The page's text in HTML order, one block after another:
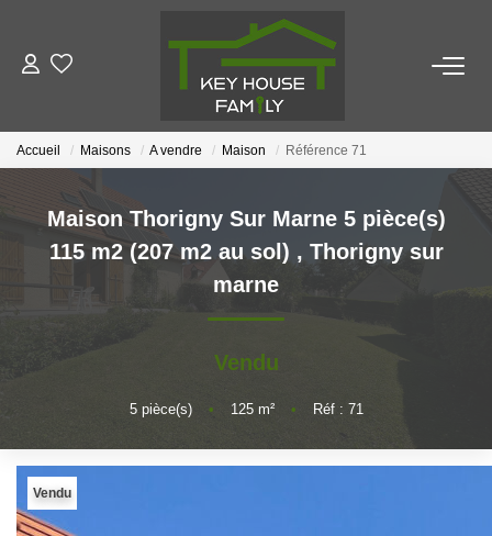
ACHETER
ESTIMER
NOTRE AGENCE
Qui Sommes Nous
Notre Équipe
Accueil Maisons A vendre Maison Référence 71
Maison Thorigny Sur Marne 5 pièce(s)
115 m2 (207 m2 au sol) , Thorigny sur
marne
Vendu
5pièce(s) • 125m² • Réf : 71
Vendu